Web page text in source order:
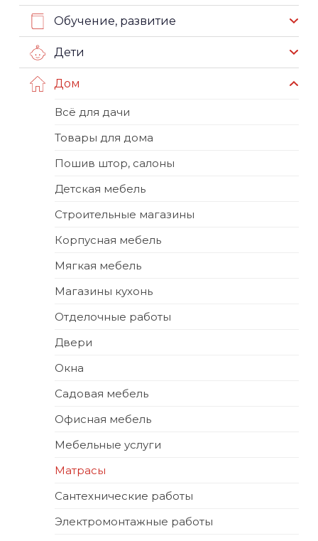
Обучение, развитие
Дети
Дом
Всё для дачи
Товары для дома
Пошив штор, салоны
Детская мебель
Строительные магазины
Корпусная мебель
Мягкая мебель
Магазины кухонь
Отделочные работы
Двери
Окна
Садовая мебель
Офисная мебель
Мебельные услуги
Матрасы
Сантехнические работы
Электромонтажные работы